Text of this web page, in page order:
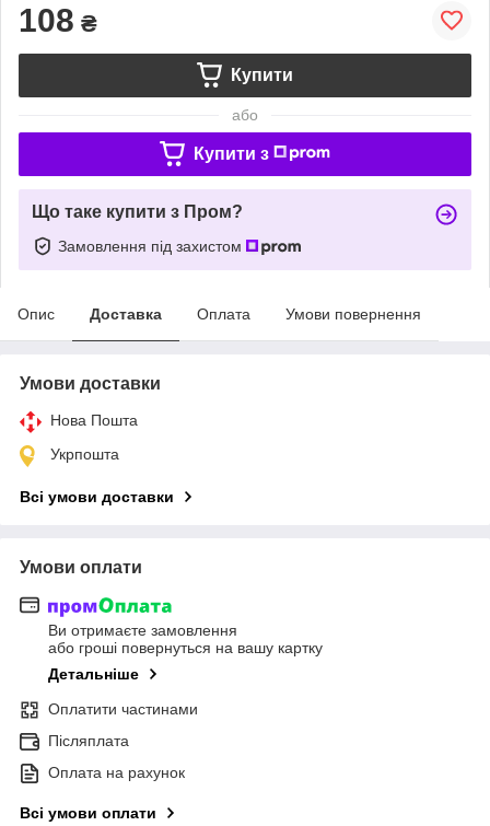
108 ₴
Купити
або
Купити з
Що таке купити з Пром?
Замовлення під захистом
Опис Доставка Оплата Умови повернення
Умови доставки
Нова Пошта
Укрпошта
Всі умови доставки
Умови оплати
Ви отримаєте замовлення
або гроші повернуться на вашу картку
Детальніше
Оплатити частинами
Післяплата
Оплата на рахунок
Всі умови оплати